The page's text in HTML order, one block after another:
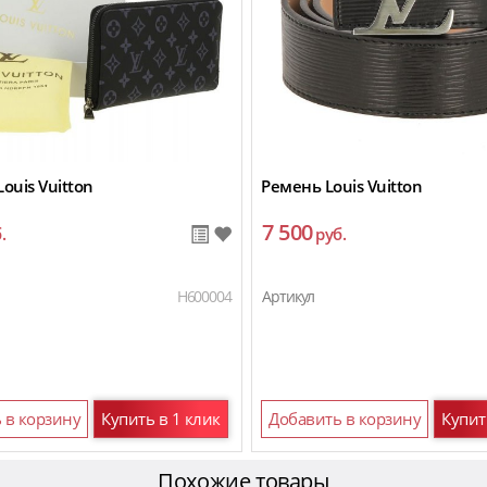
Vuitton
H600004
корзину Купить в 1 клик
Ремень Louis Vuitton
7 500руб.
Артикул
Добавить в корзину
Похожие товары